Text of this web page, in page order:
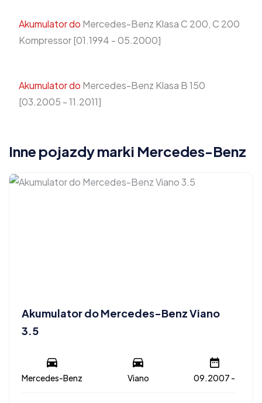
Akumulator do Mercedes-Benz Klasa C 200, C 200
Kompressor [01.1994 - 05.2000]
Akumulator do Mercedes-Benz Klasa B 150
[03.2005 - 11.2011]
Inne pojazdy marki Mercedes-Benz
Akumulator do Mercedes-Benz Viano
3.5
Mercedes-Benz Viano 09.2007 -